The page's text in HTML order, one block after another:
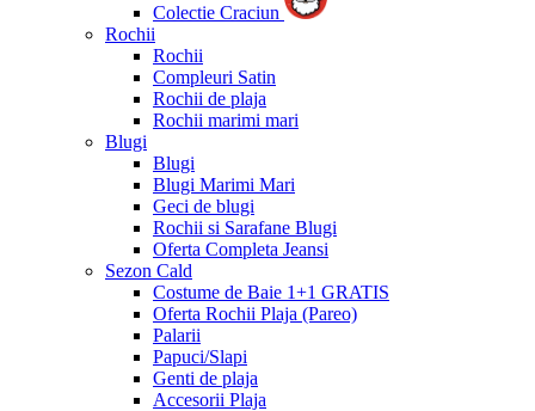
Colectie Craciun
Rochii
Rochii
Compleuri Satin
Rochii de plaja
Rochii marimi mari
Blugi
Blugi
Blugi Marimi Mari
Geci de blugi
Rochii si Sarafane Blugi
Oferta Completa Jeansi
Sezon Cald
Costume de Baie 1+1 GRATIS
Oferta Rochii Plaja (Pareo)
Palarii
Papuci/Slapi
Genti de plaja
Accesorii Plaja